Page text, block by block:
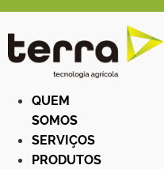
QUEM
SOMOS
SERVIÇOS
PRODUTOS